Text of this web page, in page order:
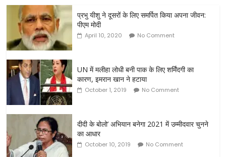
प्रभु यीशु ने दूसरों के लिए समर्पित किया अपना जीवन:
पीएम मोदी
April 10, 2020 No Comment
UN में मलीहा लोधी बनी पाक के लिए शर्मिंदगी का
कारण, इमरान खान ने हटाया
October 1, 2019 No Comment
दीदी के बोलो’ अभियान बनेगा 2021 में उम्मीदवार चुनने
का आधार
October 10, 2019 No Comment